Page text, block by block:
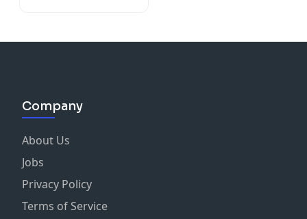
Company
About Us
Jobs
Privacy Policy
Terms of Service